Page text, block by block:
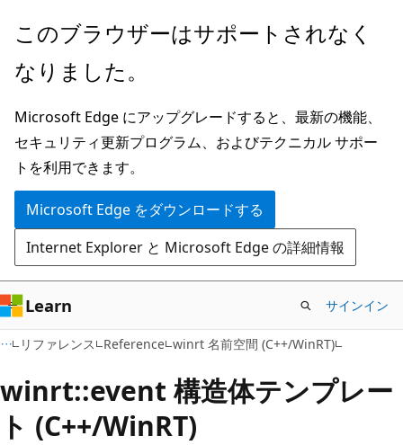
メ
ン
ン
テ
ン
ツ
に
ス
キ
ッ
プ
このブラウザーはサポートされなく
なりました。
Microsoft Edge にアップグレードすると、最新の機能、
セキュリティ更新プログラム、およびテクニカル サポー
トを利用できます。
Microsoft Edge をダウンロードする
Internet Explorer と Microsoft Edge の詳細情報
Learn サインイン
リファレンス Reference winrt 名前空間 (C++/WinRT)
winrt::event 構造体テンプレー
ト (C++/WinRT)